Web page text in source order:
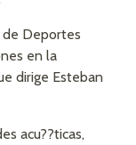
de Deportes
en la
dirige Esteban
acu??ticas,